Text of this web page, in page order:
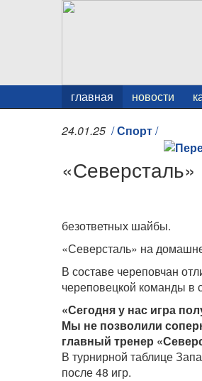
главная новости
24.01.25 /Спорт/
безответных шайбы.
«Северсталь» на
В составе череповчан
череповецкой команды в
«Сегодня у нас игра
Мы не позволили
главный тренер
В турнирной таблице
после 48 игр.